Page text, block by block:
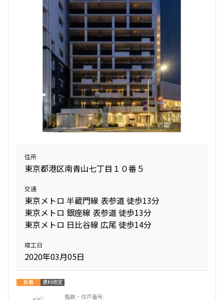
12階１２１１
357,000円0円
2.0ヶ月 無
1BEDROOM38.07㎡
三井の賃貸 専任物件 駅近 ペット可 タワー
15階１５０９
1,110,000円0円
2BEDROOM97.35㎡
住所
東京都港区南青山七丁目１０番５
交通
東京メトロ 半蔵門線 表参道 徒歩13分
東京メトロ 銀座線 表参道 徒歩13分
東京メトロ 日比谷線 広尾 徒歩14分
竣工日
2020年03月05日
新着 賃料改定